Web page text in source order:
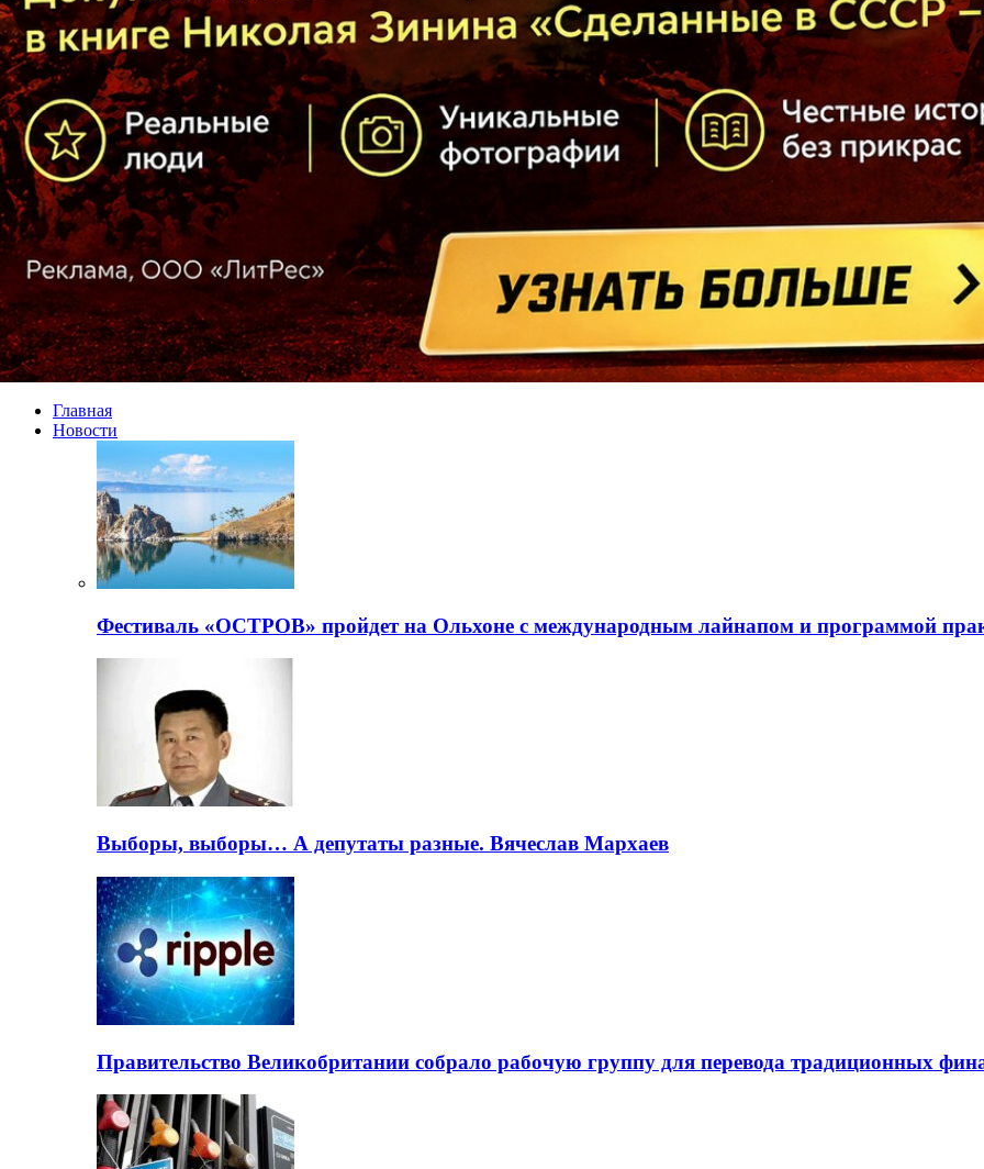
Главная
Новости
Фестиваль «ОСТРОВ» пройдет на Ольхоне с международным лайнапом и программой
Выборы, выборы… А депутаты разные. Вячеслав Мархаев
Правительство Великобритании собрало рабочую группу для перевода традиционных